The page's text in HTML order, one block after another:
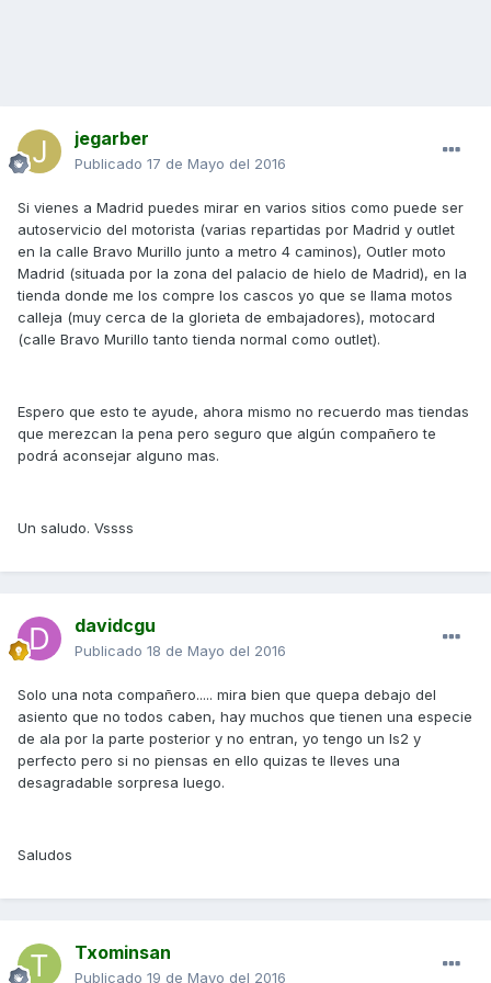
jegarber
Publicado 17 de Mayo del 2016
Si vienes a Madrid puedes mirar en varios sitios como puede ser
autoservicio del motorista (varias repartidas por Madrid y outlet
en la calle Bravo Murillo junto a metro 4 caminos), Outler moto
Madrid (situada por la zona del palacio de hielo de Madrid), en la
tienda donde me los compre los cascos yo que se llama motos
calleja (muy cerca de la glorieta de embajadores), motocard
(calle Bravo Murillo tanto tienda normal como outlet).
Espero que esto te ayude, ahora mismo no recuerdo mas tiendas
que merezcan la pena pero seguro que algún compañero te
podrá aconsejar alguno mas.
Un saludo. Vssss
davidcgu
Publicado 18 de Mayo del 2016
Solo una nota compañero..... mira bien que quepa debajo del
asiento que no todos caben, hay muchos que tienen una especie
de ala por la parte posterior y no entran, yo tengo un ls2 y
perfecto pero si no piensas en ello quizas te lleves una
desagradable sorpresa luego.
Saludos
Txominsan
Publicado 19 de Mayo del 2016